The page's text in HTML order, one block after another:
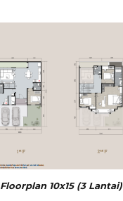
Floorplan 10x15 (3 Lantai)